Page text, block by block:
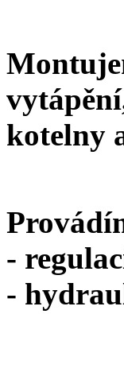
kotelny
-
-